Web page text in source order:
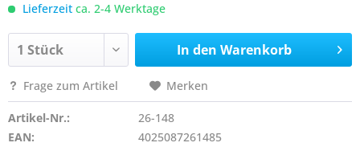
Lieferzeit ca. 2-4 Werktage
In den Warenkorb
Frage zum Artikel Merken
Artikel-Nr.:
26-148
EAN:
4025087261485